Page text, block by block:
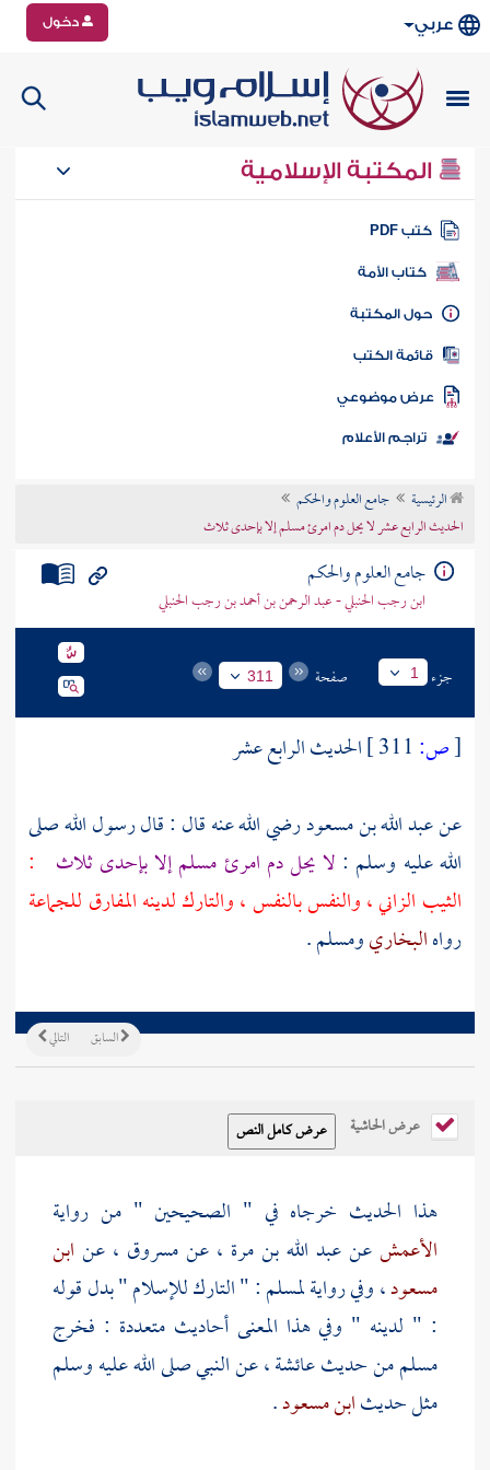
عربي دخول
المكتبة الإسلامية
كتب PDF
كتاب الأمة
المكتبة
الكتب
موضوعي
تراجم الأعلام
الرئيسية
جامع العلوم والحكم
الحديث الرابع عشر لا يحل دم امرئ مسلم إلا بإحدى ثلاث
جامع العلوم والحكم
ابن رجب الحنبلي - عبد الرحمن بن أحمد بن رجب الحنبلي
جزء 1 صفحة 311
[ص:
الحديث الرابع عشر
عن عبد الله بن مسعود رضي الله عنه قال : قال رسول الله صلى
الله عليه وسلم : لا يحل دم امرئ مسلم إلا بإحدى ثلاث :
الثيب الزاني ، والنفس بالنفس ، والتارك لدينه المفارق للجماعة
رواهالبخاريومسلم.
التالي السابق
عرض الحاشية
هذا الحديث خرجاه في " الصحيحين " من رواية
الأعمشعنعبد الله بن مرة ، عنمسروق ، عن ابن
مسعود، وفي روايةلمسلم: " التارك للإسلام " بدل قوله
: " لدينه " وفي هذا المعنى أحاديث متعددة : فخرج
مسلممن حديثعائشة، عن النبي صلى الله عليه وسلم
مثل حديثابن مسعود.